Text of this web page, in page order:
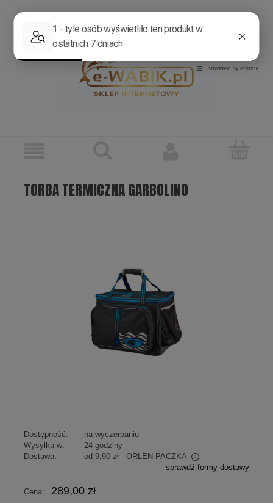
TORBA TERMICZNA GARBOLINO
Dostępność:
na wyczerpaniu
Wysyłka w:
24 godziny
Dostawa:
od 9,90 zł - ORLEN PACZKA
Cena nie zawiera ewentualnych kosztów płatności
sprawdź formy dostawy
Cena: 289,00 zł